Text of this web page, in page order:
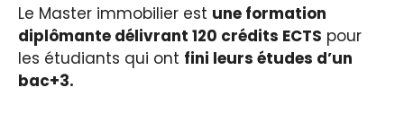
Le Master immobilier est une formation
diplômante délivrant 120 crédits ECTS pour
les étudiants qui ont fini leurs études d’un
bac+3.